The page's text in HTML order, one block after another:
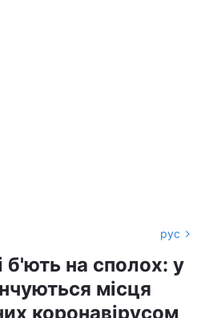
рус
б'ють на сполох: у
місця
коронавірусом